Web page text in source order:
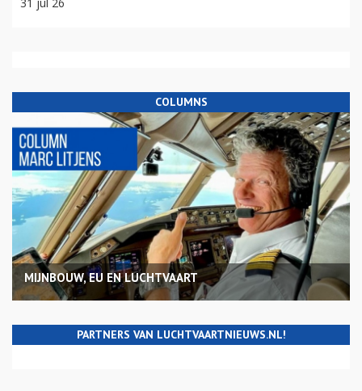
31 jul 26
COLUMNS
MIJNBOUW, EU EN LUCHTVAART
PARTNERS VAN LUCHTVAARTNIEUWS.NL!